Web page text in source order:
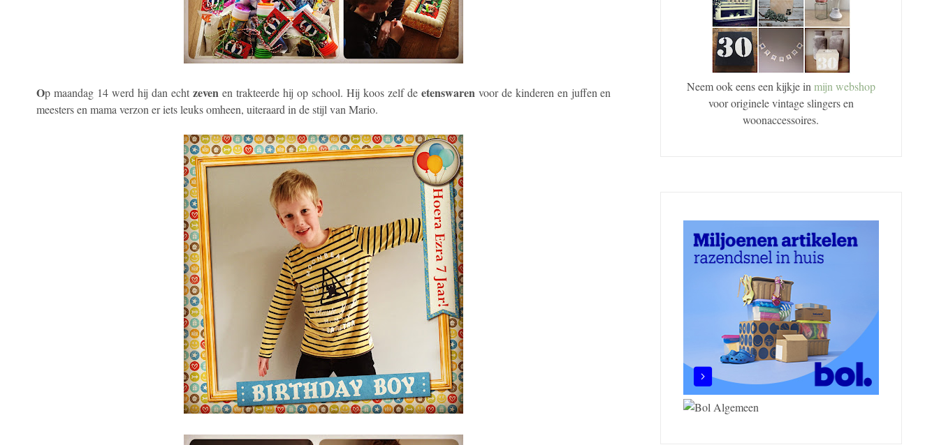
Op maandag 14 werd hij dan echt zeven en trakteerde hij op school. Hij koos zelf de etenswaren voor de kinderen en juffen en
meesters en mama verzon er iets leuks omheen, uiteraard in de stijl van Mario.
Neem ook eens een kijkje in mijn webshop
voor originele vintage slingers en
woonaccessoires.